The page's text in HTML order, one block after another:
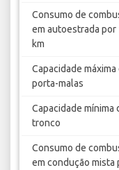
Consumo de
em autoestrada por
km
Capacidade máxima
porta-malas
Capacidade mínima
tronco
Consumo de
em condução mista